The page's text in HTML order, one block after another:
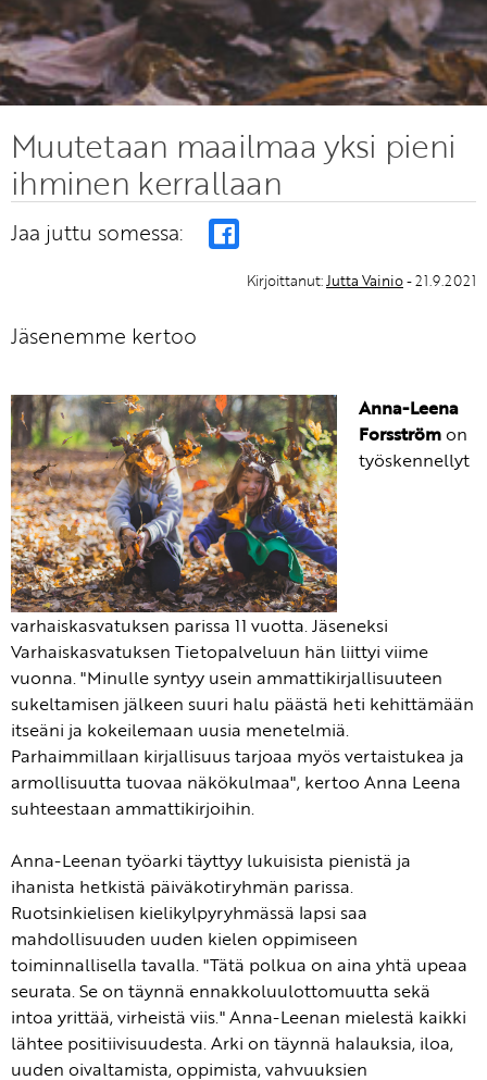
Muutetaan maailmaa yksi pieni
ihminen kerrallaan
Jaa juttu somessa:
Kirjoittanut:Jutta Vainio- 21.9.2021
Jäsenemme kertoo
Anna-Leena
Forsström on
työskennellyt
varhaiskasvatuksen parissa 11 vuotta. Jäseneksi
Varhaiskasvatuksen Tietopalveluun hän liittyi viime
vuonna. "Minulle syntyy usein ammattikirjallisuuteen
sukeltamisen jälkeen suuri halu päästä heti kehittämään
itseäni ja kokeilemaan uusia menetelmiä.
Parhaimmillaan kirjallisuus tarjoaa myös vertaistukea ja
armollisuutta tuovaa näkökulmaa", kertoo Anna Leena
suhteestaan ammattikirjoihin.
Anna-Leenan työarki täyttyy lukuisista pienistä ja
ihanista hetkistä päiväkotiryhmän parissa.
Ruotsinkielisen kielikylpyryhmässä lapsi saa
mahdollisuuden uuden kielen oppimiseen
toiminnallisella tavalla. "Tätä polkua on aina yhtä upeaa
seurata. Se on täynnä ennakkoluulottomuutta sekä
intoa yrittää, virheistä viis." Anna-Leenan mielestä kaikki
lähtee positiivisuudesta. Arki on täynnä halauksia, iloa,
uuden oivaltamista, oppimista, vahvuuksien